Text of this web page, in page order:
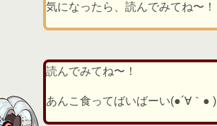
気になったら、読んでみてね〜！
読んでみてね〜！
あんこ食ってばいばーい(●´∀｀● )